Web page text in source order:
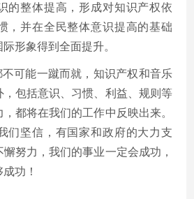
的整体提高，形成对知识产权依
，并在全民整体意识提高的基础
形象得到全面提升。
可能一蹴而就，知识产权和音乐
，包括意识、习惯、利益、规则等
都将在我们的工作中反映出来。
们坚信，有国家和政府的大力支
努力，我们的事业一定会成功，
功！